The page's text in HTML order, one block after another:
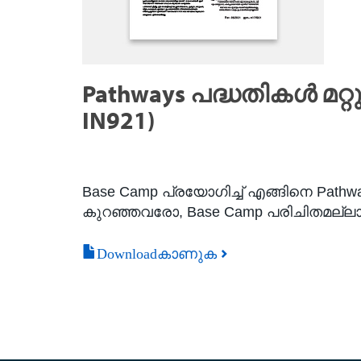
Pathways പദ്ധതികൾ
IN921)
Base Camp പ്രയോഗിച്ച് എങ്ങിനെ
കുറഞ്ഞവരോ, Base Camp
Downloadകാണുക